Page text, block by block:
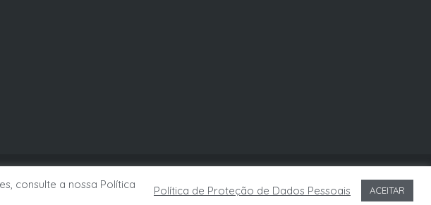
a GUISOFT
consulte a nossa Política
Política de Proteção de Dados Pessoais ACEITAR